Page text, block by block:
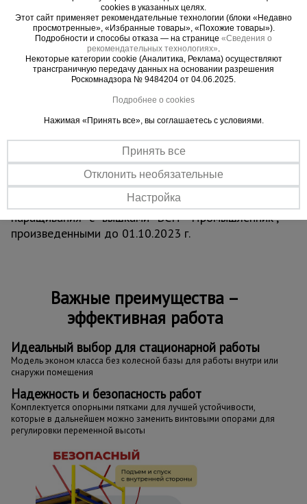
ВАЖНО:при высоте вышки более 5 метров
рекомендуем использовать комплект
стабилизаторовдля обеспечения лучшей
устойчивости и безопасности проводимых на
вышке работ.
транспортировки вышка может получить
визуальные потертости, царапины и прочее, что
никак не влияет на ее эксплуатационные
характеристики и не признается браком.
ВНИМАНИЕ !!!Данная модель вышки с
измененным конструктивом не совместима для
наращивания с вышками ВСП "Промышленник",
произведенными до 01.10.2023 г.
Важные преимущества –
эффективная работа
Идеальный выбор для стационарной работы
Модель эконом класса без колесной базы для работы внутри или
снаружи помещения
Надежность и безопасность работ
Комплектуется опорными пятками для лучшей устойчивости,
которые в дальнейшем можно заменить винтовыми опорами для
регулировки переменной высоты
cookies в указанных целях.
Этот сайт применяет рекомендательные технологии (блоки «Недавно
просмотренные», «Избранные товары», «Похожие товары»).
Подробности и способы отказа — на странице «Сведения о
рекомендательных технологиях»
Некоторые категории cookie (Аналитика, Реклама) осуществляют
трансграничную передачу данных на основании разрешения
Роскомнадзора № 9484204 от 04.06.2025.
Подробнее о cookies
Нажимая «Принять все», вы соглашаетесь с условиями.
Принять все
Отклонить необязательные
Настройка